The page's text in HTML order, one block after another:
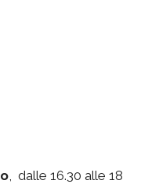
, dalle 16.30 alle 18